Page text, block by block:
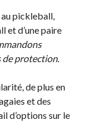
pickleball,
et d’une paire
de protection.
de plus en
et des
d’options sur le